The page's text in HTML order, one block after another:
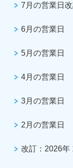
7月の営業日
6月の営業日
5月の営業日
4月の営業日
3月の営業日
2月の営業日
改訂：2026年